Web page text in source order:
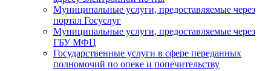
Муниципальные услуги, предоставляемые через
портал Госуслуг
Муниципальные услуги, предоставляемые через
ГБУ МФЦ
Государственные услуги в сфере переданных
полномочий по опеке и попечительству